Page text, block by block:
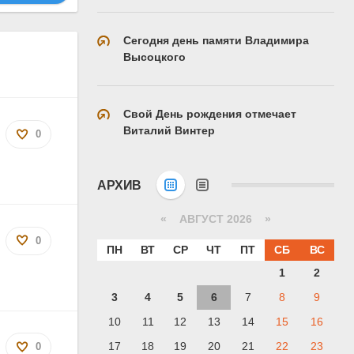
0
0
0
Сегодня день памяти Владимира
Высоцкого
Свой День рождения отмечает
Виталий Винтер
АРХИВ
« АВГУСТ 2026 »
ПН ВТ СР ЧТ ПТ СБ
ВС
1
2
3
4 5 6 7 8
9
10
11 12 13 14 15
16
17
18 19 20 21 22 23